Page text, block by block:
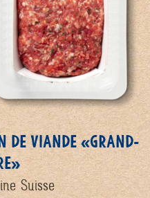
DE VIANDE «GRAND-
Suisse